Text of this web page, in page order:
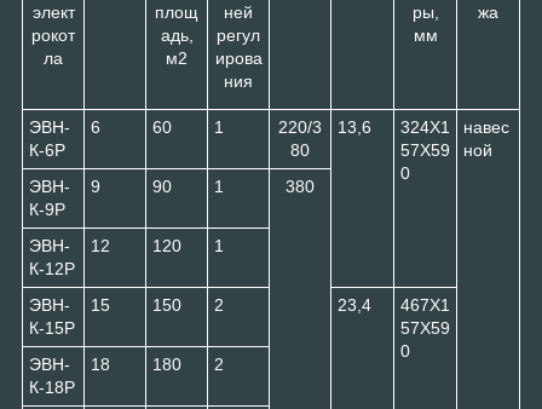
элект
рокот
ла
площ
адь,
м2
ней
регул
ирова
ния
ры,
мм
жа
ЭВН-
К-6Р
6 60 1
220/3
80
13,6
324Х1
57Х59
0
навес
ной
ЭВН-
К-9Р
9 90 1 380
ЭВН-
К-12Р
12 120 1
ЭВН-
К-15Р
15 150 2 23,4
467Х1
57Х59
0
ЭВН-
К-18Р
18 180 2